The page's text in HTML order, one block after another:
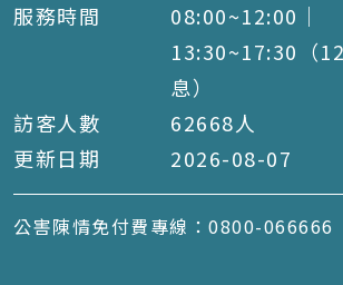
服務時間
08:00~12:00｜
13:30~17:30（
息）
訪客人數
62668人
更新日期
2026-08-07
公害陳情免付費專線：0800-066666